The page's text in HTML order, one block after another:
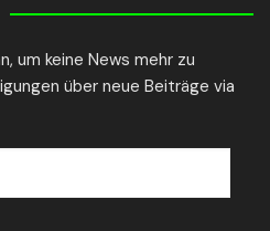
um keine News mehr zu
über neue Beiträge via